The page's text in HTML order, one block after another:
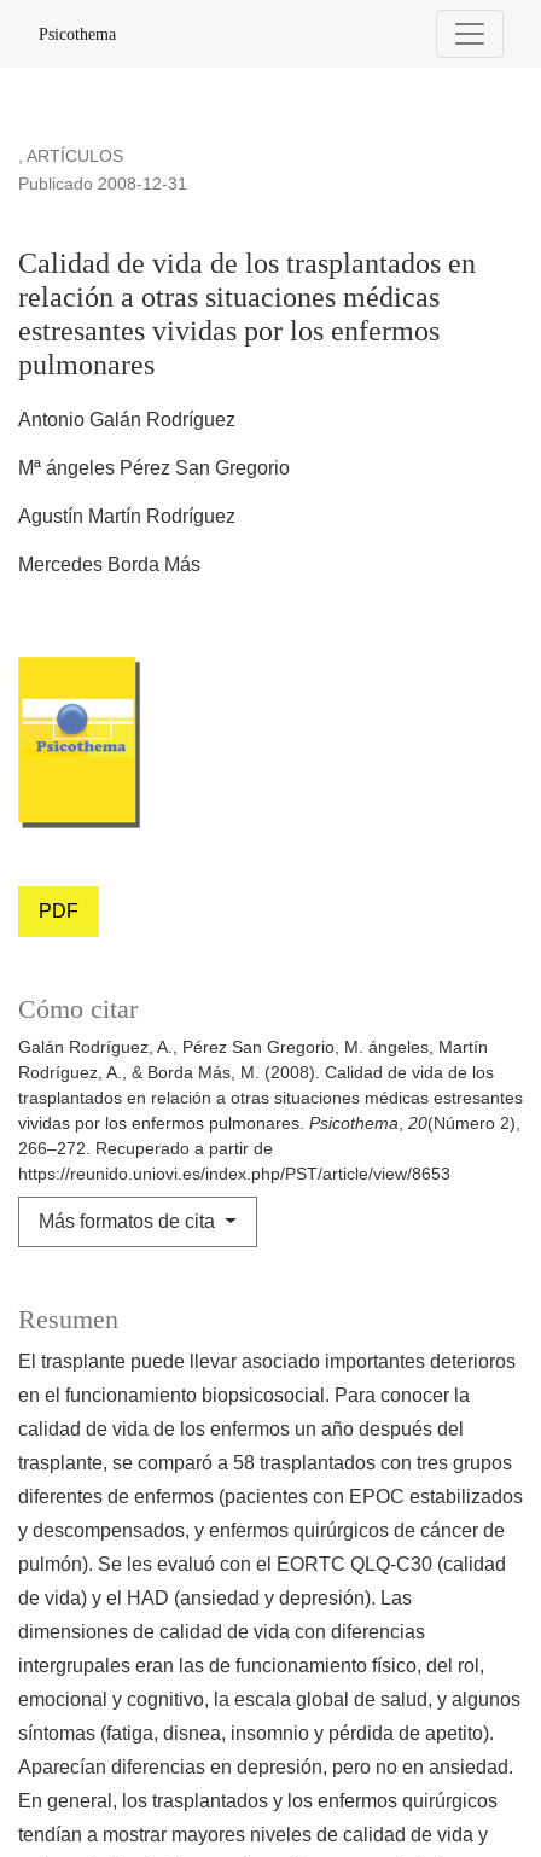
Calidad de vida de los trasplantados en relación a otras
Psicothema
, ARTÍCULOS
Calidad de vida de los trasplantados en
relación a otras situaciones médicas
estresantes vividas por los enfermos
pulmonares
Publicado 2008-12-31
Antonio Galán Rodríguez
Mª ángeles Pérez San Gregorio
Agustín Martín Rodríguez
Mercedes Borda Más
PDF
Cómo citar
Galán Rodríguez, A., Pérez San Gregorio, M. ángeles, Martín
Rodríguez, A., & Borda Más, M. (2008). Calidad de vida de los
trasplantados en relación a otras situaciones médicas estresantes
vividas por los enfermos pulmonares. Psicothema, 20(Número 2),
266–272. Recuperado a partir de
https://reunido.uniovi.es/index.php/PST/article/view/8653
Más formatos de cita
Resumen
El trasplante puede llevar asociado importantes deterioros
en el funcionamiento biopsicosocial. Para conocer la
calidad de vida de los enfermos un año después del
trasplante, se comparó a 58 trasplantados con tres grupos
diferentes de enfermos (pacientes con EPOC estabilizados
y descompensados, y enfermos quirúrgicos de cáncer de
pulmón). Se les evaluó con el EORTC QLQ-C30 (calidad
de vida) y el HAD (ansiedad y depresión). Las
dimensiones de calidad de vida con diferencias
intergrupales eran las de funcionamiento físico, del rol,
emocional y cognitivo, la escala global de salud, y algunos
síntomas (fatiga, disnea, insomnio y pérdida de apetito).
Aparecían diferencias en depresión, pero no en ansiedad.
En general, los trasplantados y los enfermos quirúrgicos
tendían a mostrar mayores niveles de calidad de vida y